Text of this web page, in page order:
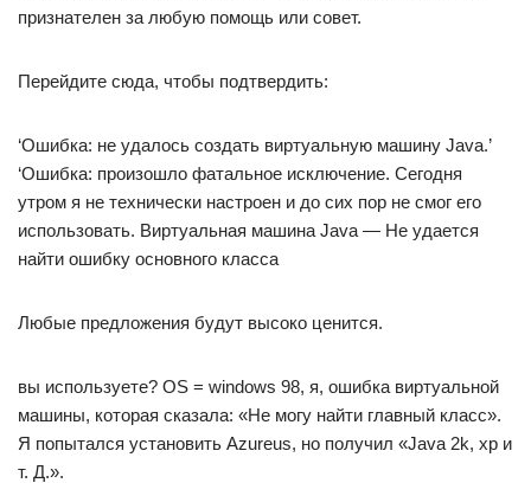
признателен за любую помощь или совет.
Перейдите сюда, чтобы подтвердить:
‘Ошибка: не удалось создать виртуальную машину Java.’
‘Ошибка: произошло фатальное исключение. Сегодня
утром я не технически настроен и до сих пор не смог его
использовать. Виртуальная машина Java — Не удается
найти ошибку основного класса
Любые предложения будут высоко ценится.
вы используете? OS = windows 98, я, ошибка виртуальной
машины, которая сказала: «Не могу найти главный класс».
Я попытался установить Azureus, но получил «Java 2k, xp и
т. Д.».